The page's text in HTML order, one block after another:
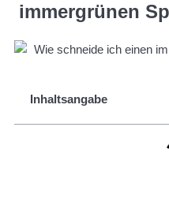
immergrünen
Inhaltsangabe